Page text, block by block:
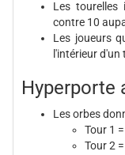
Les
contre 10
Les joueurs
l'intérieur
Hyperporte
Les orbes
Tour 1
Tour 2